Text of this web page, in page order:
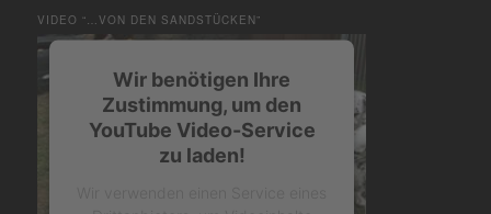
VIDEO “…VON DEN SANDSTÜCKEN”
Wir benötigen Ihre
Zustimmung, um den
YouTube Video-Service
zu laden!